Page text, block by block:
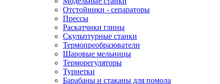
Отстойники - сепараторы
Прессы
Раскатчики глины
Скульптурные станки
Термопреобразователи
Шаровые мельницы
Терморегуляторы
Турнетки
Барабаны и стаканы для помола